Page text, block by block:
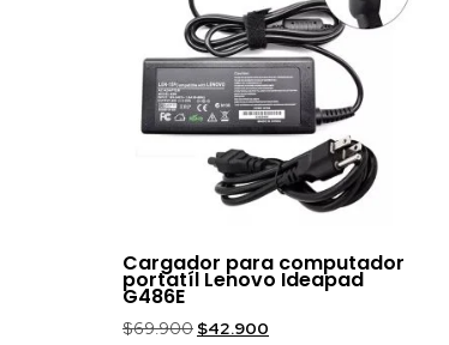
Cargador para computador
portatíl Lenovo Ideapad
G486E
$69.900 $42.900